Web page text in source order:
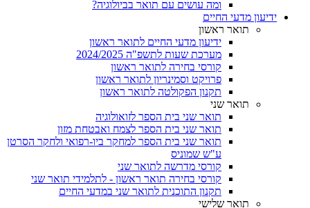
ומה עושים עם תואר בביולוגיה?
ידיעון מדעי החיים
תואר ראשון
ידיעון מדעי החיים לתואר ראשון
מערכת שעות לתשפ"ה 2024/2025
קורסי בחירה לתואר ראשון
פרויקט וסמינריון לתואר ראשון
תקנון הפקולטה לתואר ראשון
תואר שני
תואר שני בית הספר לזואולוגיה
תואר שני בית הספר לצמח ואבטחת מזון
תואר שני בית הספר למחקר ביו-רפואי ולחקר הסרטן
ע"ש שמוניס
קורסי מדרשה לתואר שני
קורסי בחירה תואר ראשון - לתלמידי תואר שני
תקנון התוכנית לתואר שני במדעי החיים
תואר שלישי